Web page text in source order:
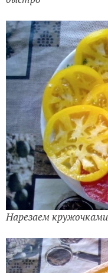
Нарезаем